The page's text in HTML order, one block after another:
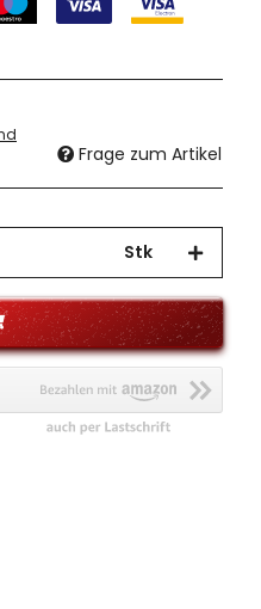
Frage zum Artikel
Stk